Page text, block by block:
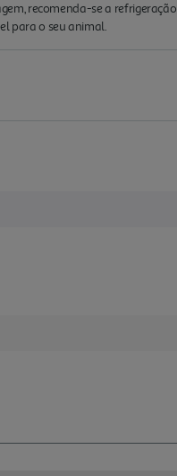
recomenda-se a refrigeração
para o seu animal.